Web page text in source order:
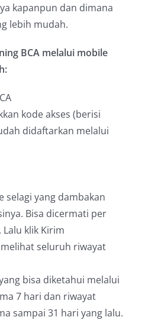
kapanpun dan dimana
lebih mudah.
BCA melalui mobile
kode akses (berisi
didaftarkan melalui
selagi yang dambakan
Bisa dicermati per
klik Kirim
seluruh riwayat
bisa diketahui melalui
7 hari dan riwayat
sampai 31 hari yang lalu.